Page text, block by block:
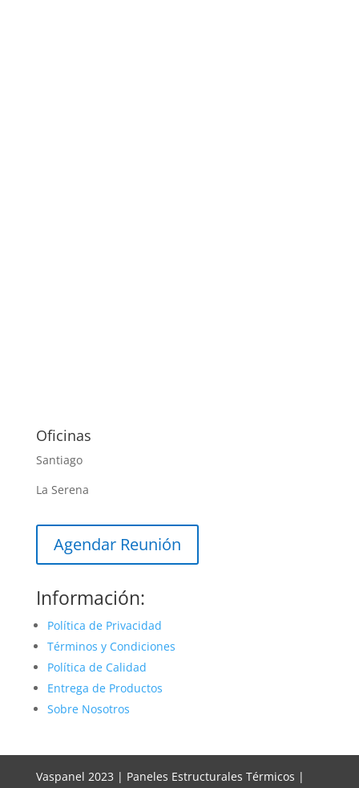
Oficinas
Santiago
La Serena
Agendar Reunión
Información:
Política de Privacidad
Términos y Condiciones
Política de Calidad
Entrega de Productos
Sobre Nosotros
Vaspanel 2023 | Paneles Estructurales Térmicos |